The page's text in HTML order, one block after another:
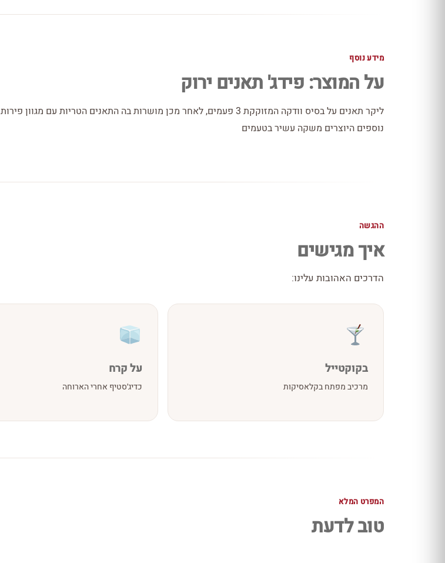
מידע נוסף
על המוצר: פידג' תאנים ירוק
ליקר תאנים על בסיס וודקה המזוקקת 3 פעמים, לאחר מכן מושרות בה התאנים הטריות עם מגוון פירות
נוספים היוצרים משקה עשיר בטעמים
ההגשה
איך מגישים
הדרכים האהובות עלינו:
בקוקטייל
מרכיב מפתח בקלאסיקות
על קרח
כדיג׳סטיף אחרי הארוחה
המפרט המלא
טוב לדעת